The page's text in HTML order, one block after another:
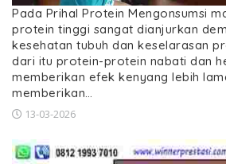
Pada Prihal Protein Mengonsumsi
protein tinggi sangat dianjurkan
kesehatan tubuh dan keselarasan
dari itu protein-protein nabati dan
memberikan efek kenyang lebih
memberikan…
13-03-2026